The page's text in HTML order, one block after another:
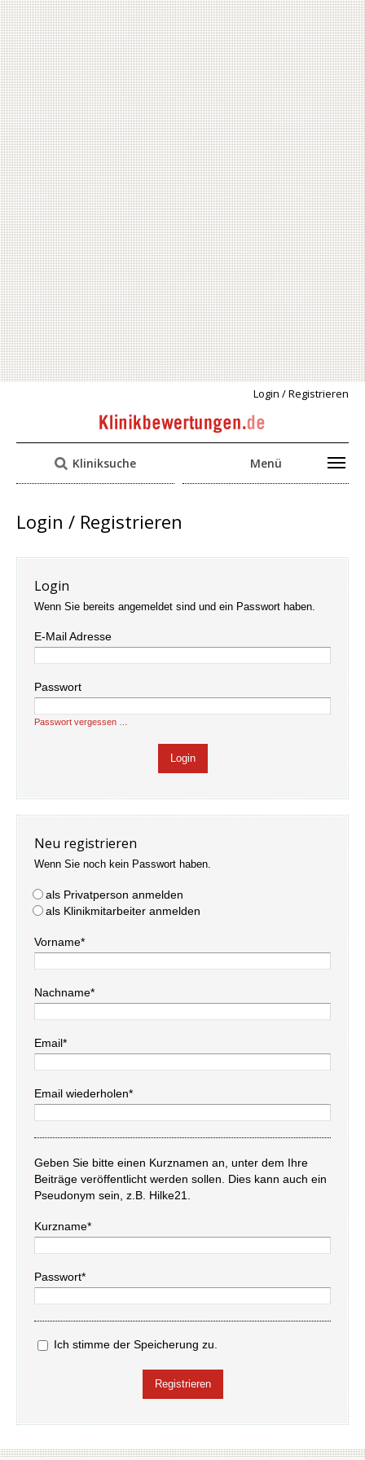
Login / Registrieren
Kliniksuche Menü
Login / Registrieren
Login
Wenn Sie bereits angemeldet sind und ein Passwort haben.
E-Mail Adresse
Passwort
Passwort vergessen …
Neu registrieren
Wenn Sie noch kein Passwort haben.
als Privatperson anmelden
als Klinikmitarbeiter anmelden
Vorname*
Nachname*
Email*
Email wiederholen*
Geben Sie bitte einen Kurznamen an, unter dem Ihre
Beiträge veröffentlicht werden sollen. Dies kann auch ein
Pseudonym sein, z.B. Hilke21.
Kurzname*
Passwort*
Ich stimme der Speicherung zu.